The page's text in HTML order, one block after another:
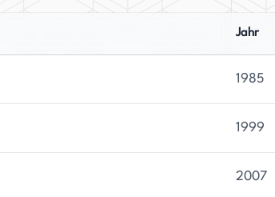
Jahr
1985
1999
2007